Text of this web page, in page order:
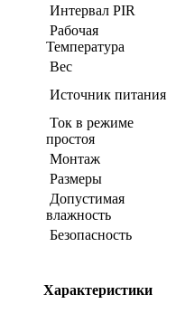
Интервал PIR
Рабочая
Температура
Вес
Источник питания
Ток в режиме
простоя
Монтаж
Размеры
Допустимая
влажность
Безопасность
Характеристики